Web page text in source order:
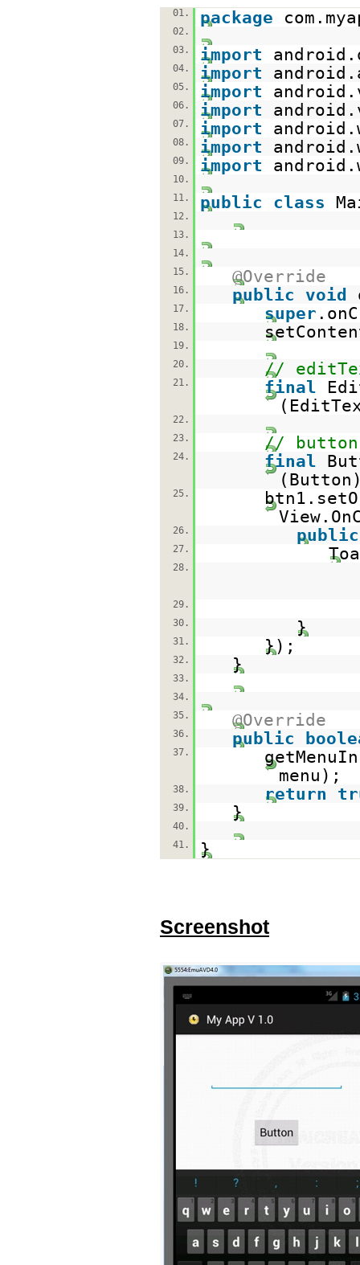
01. package
02.
03.
import
04. import
05. import
06. import
07. import
08. import
09. import
10.
11.
public class
12.
13.
14.
15.
@Override
16. public void
17. super
18.
19.
20.
//
21. final
22.
23.
//
24. final
25.
26. public
27.
28.
29.
30.
}
31.
32. }
33.
34.
35.
@Override
36. public
37.
menu);
38. return
39. }
40.
41.
}
Screenshot